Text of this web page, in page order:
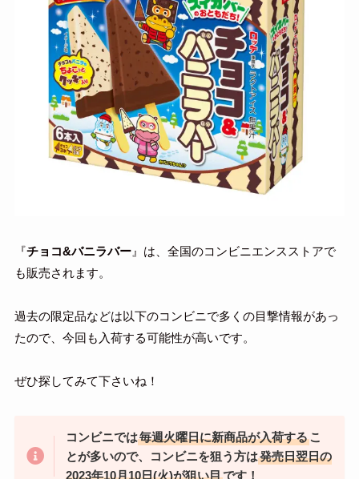
『チョコ&バニラバー』は、全国のコンビニエンスストアで
も販売されます。
過去の限定品などは以下のコンビニで多くの目撃情報があっ
たので、今回も入荷する可能性が高いです。
ぜひ探してみて下さいね！
コンビニでは毎週火曜日に新商品が入荷するこ
とが多いので、コンビニを狙う方は発売日翌日の
2023年10月10日(火)が狙い目です！